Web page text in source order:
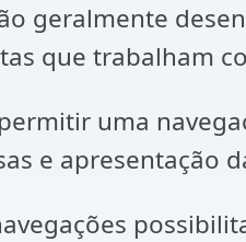
geralmente
que trabalham
uma
e apresentação